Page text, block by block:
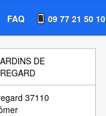
FAQ 09 77 21 50 10
DE
37110